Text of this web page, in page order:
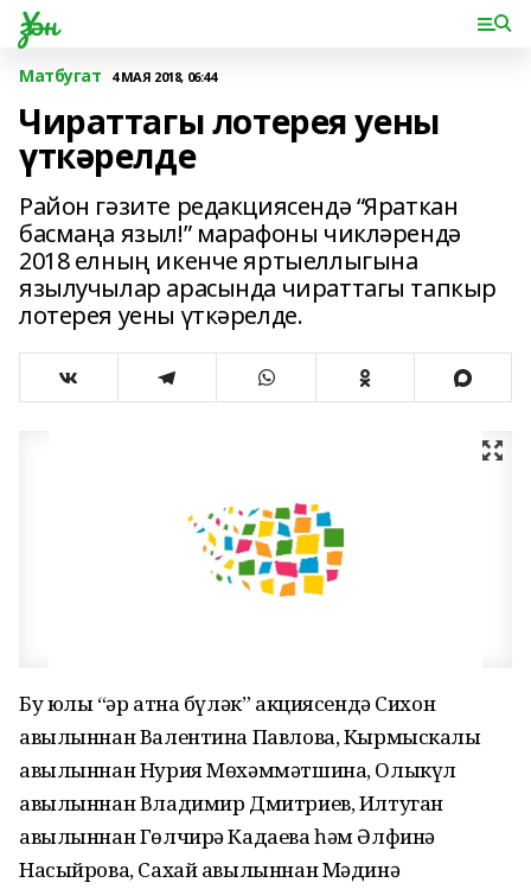
Үзән
Матбугат 4 МАЯ 2018, 06:44
Чираттагы лотерея уены
үткәрелде
Район гәзите редакциясендә “Яраткан
басмаңа языл!” марафоны чикләрендә
2018 елның икенче яртыеллыгына
язылучылар арасында чираттагы тапкыр
лотерея уены үткәрелде.
Бу юлы “Һәр атна бүләк” акциясендә Сихон
авылыннан Валентина Павлова, Кырмыскалы
авылыннан Нурия Мөхәммәтшина, Олыкүл
авылыннан Владимир Дмитриев, Илтуган
авылыннан Гөлчирә Кадаева һәм Әлфинә
Насыйрова, Сахай авылыннан Мәдинә